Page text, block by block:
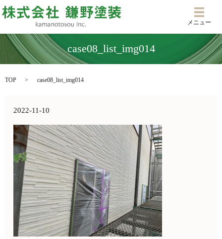
メニ
メニュー
case08_list_img014
TOP case08_list_img014
2022-11-10